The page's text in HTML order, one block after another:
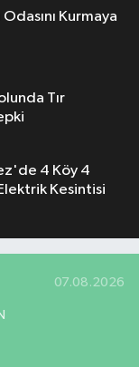
Kurmaya
Tır
4 Köy 4
Kesintisi
07.08.2026